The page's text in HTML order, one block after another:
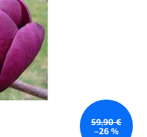
59,90 €
–26 %